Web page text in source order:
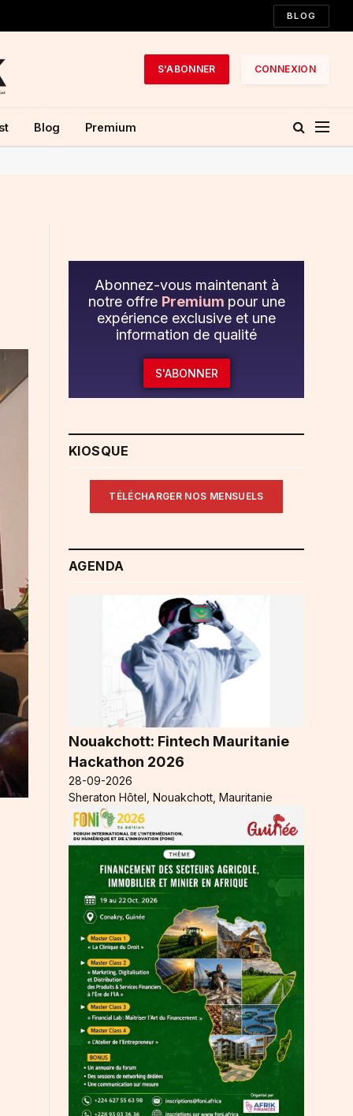
BLOG
S'ABONNER CONNEXION
Blog Premium
Abonnez-vous maintenant à
notre offre Premium pour une
expérience exclusive et une
information de qualité
S'ABONNER
KIOSQUE
TÉLÉCHARGER NOS MENSUELS
AGENDA
Nouakchott: Fintech Mauritanie
Hackathon 2026
28-09-2026
Sheraton Hôtel, Nouakchott, Mauritanie